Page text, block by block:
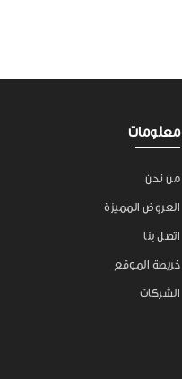
معلومات
من نحن
العروض المميزة
اتصل بنا
خريطة الموقع
الشركات